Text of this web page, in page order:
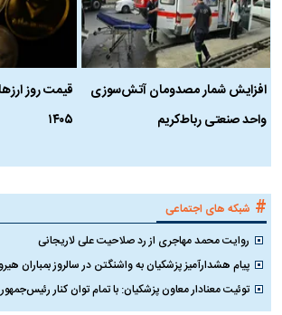
افزایش شمار مصدومان آتش‌سوزی
واحد صنعتی رباط‌کریم
۱۴۰۵
# شبکه های اجتماعی
روایت محمد مهاجری از رد صلاحیت علی لاریجانی
پیام هشدارآمیز پزشکیان به واشنگتن در سالروز بمباران
توئیت معنادار معاون پزشکیان: با تمام توان کنار